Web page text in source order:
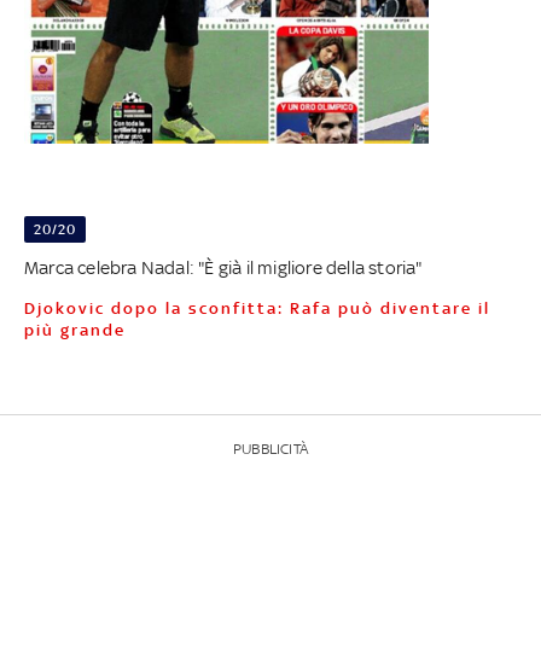
20/20
Marca celebra Nadal: "È già il migliore della storia"
Djokovic dopo la sconfitta: Rafa può diventare il
più grande
PUBBLICITÀ